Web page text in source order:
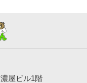
屋ビル1階